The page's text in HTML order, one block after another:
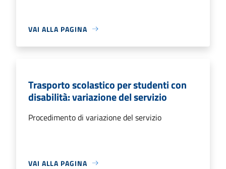
VAI ALLA PAGINA
Trasporto scolastico per studenti con
disabilità: variazione del servizio
Procedimento di variazione del servizio
VAI ALLA PAGINA